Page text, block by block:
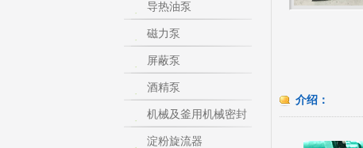
导热油泵
磁力泵
屏蔽泵
酒精泵
机械及釜用机械密封
淀粉旋流器
介绍：